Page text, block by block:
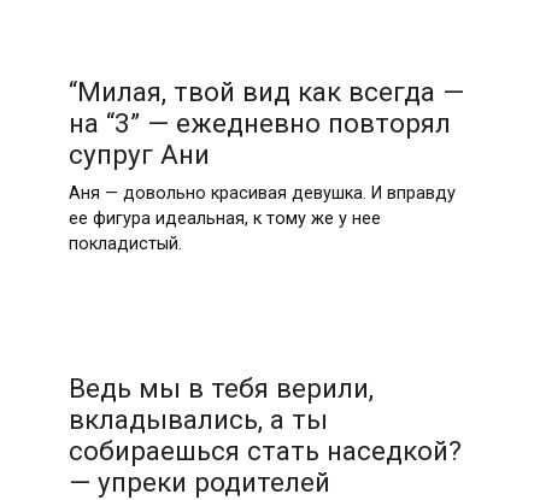
“Милая, твой вид как всегда —
на “3” — ежедневно повторял
супруг Ани
Аня — довольно красивая девушка. И вправду
ее фигура идеальная, к тому же у нее
покладистый.
Ведь мы в тебя верили,
вкладывались, а ты
собираешься стать наседкой?
— упреки родителей